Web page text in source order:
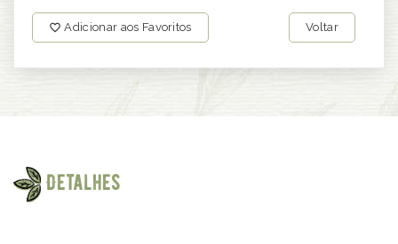
Adicionar aos Favoritos Voltar
Detalhes